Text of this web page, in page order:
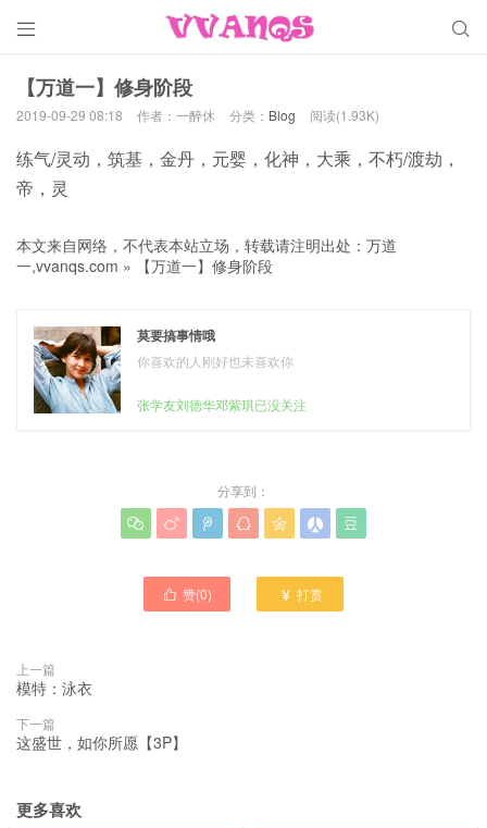
 
【万道一】修身阶段
2019-09-29 08:18 作者：一醉休 分类： Blog 阅读(1.93K)
练气/灵动，筑基，金丹，元婴，化神，大乘，不朽/渡劫，
帝，灵
本文来自网络，不代表本站立场，转载请注明出处： 万道
一,vvanqs.com » 【万道一】修身阶段
莫要搞事情哦
你喜欢的人刚好也未喜欢你
张学友刘德华邓紫琪已没关注
分享到：
      
 赞(0)  打赏
上一篇
模特：泳衣
下一篇
这盛世，如你所愿【3P】
更多喜欢